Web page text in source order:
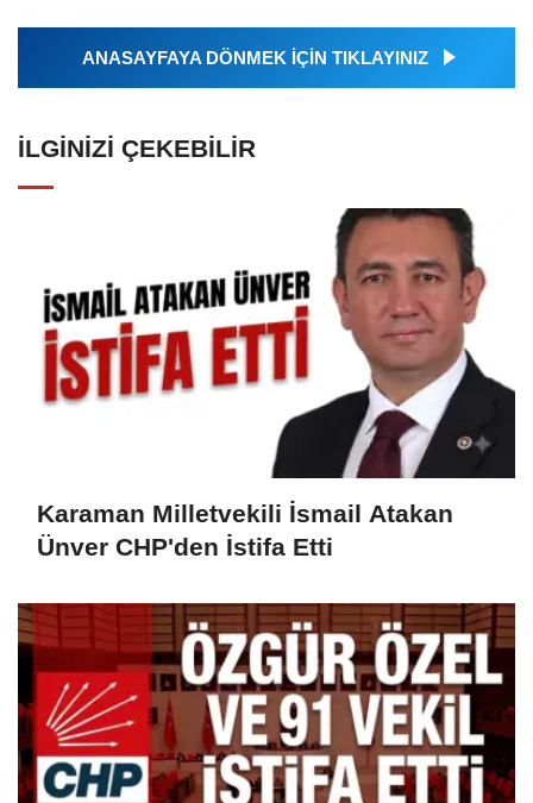
ANASAYFAYA DÖNMEK İÇİN TIKLAYINIZ
İLGINIZI ÇEKEBILIR
Karaman Milletvekili İsmail Atakan
Ünver CHP'den İstifa Etti